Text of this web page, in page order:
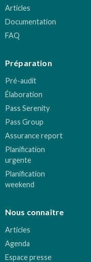
Articles
Documentation
FAQ
Préparation
Pré-audit
Élaboration
Pass Serenity
Pass Group
Assurance report
Planification
urgente
Planification
weekend
Nous connaître
Articles
Agenda
Espace presse